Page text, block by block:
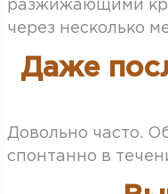
разжижающими
через несколько
Даже
Довольно часто.
спонтанно в